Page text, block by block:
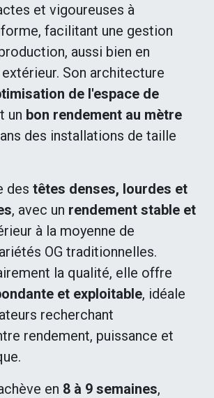
et vigoureuses à
facilitant une gestion
aussi bien en
Son architecture
de l'espace de
un bon rendement au mètre
des installations de taille
des têtes denses, lourdes et
, avec un rendement stable et
à la moyenne de
OG traditionnelles.
la qualité, elle offre
et exploitable, idéale
recherchant
rendement, puissance et
en 8 à 9 semaines,